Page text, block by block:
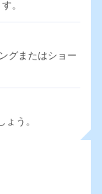
。
グまたはショー
ょう。